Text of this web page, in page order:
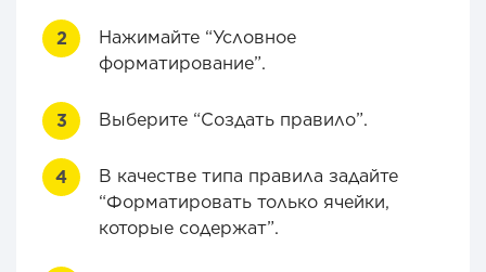
Нажимайте “Условное
форматирование”.
Выберите “Создать правило”.
В качестве типа правила задайте
“Форматировать только ячейки,
которые содержат”.